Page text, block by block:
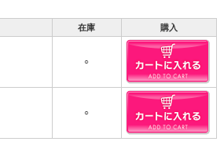
在庫 購入
○
○